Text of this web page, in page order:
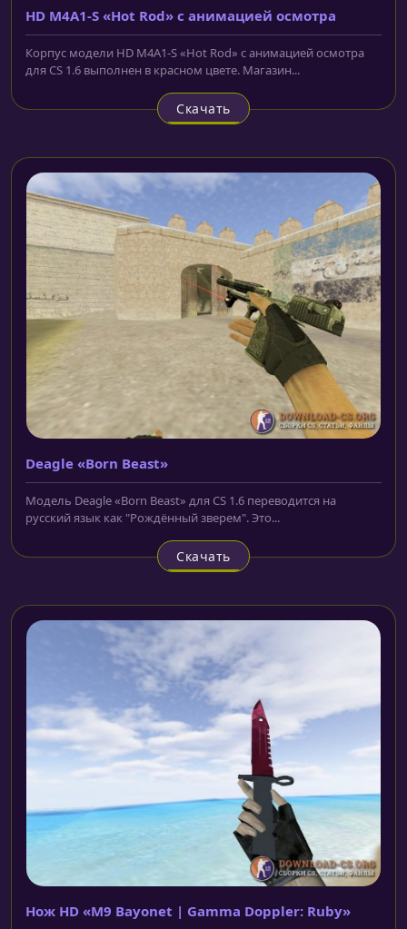
HD M4A1-S «Hot Rod» с анимацией осмотра
Корпус модели HD M4A1-S «Hot Rod» с анимацией осмотра
для CS 1.6 выполнен в красном цвете. Магазин...
Скачать
Deagle «Born Beast»
Модель Deagle «Born Beast» для CS 1.6 переводится на
русский язык как "Рождённый зверем". Это...
Скачать
Нож HD «M9 Bayonet | Gamma Doppler: Ruby»